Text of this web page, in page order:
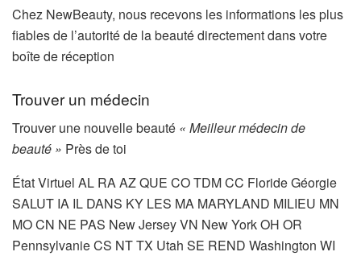
Chez NewBeauty, nous recevons les informations les plus
fiables de l’autorité de la beauté directement dans votre
boîte de réception
Trouver un médecin
Trouver une nouvelle beauté « Meilleur médecin de
beauté » Près de toi
État Virtuel AL RA AZ QUE CO TDM CC Floride Géorgie
SALUT IA IL DANS KY LES MA MARYLAND MILIEU MN
MO CN NE PAS New Jersey VN New York OH OR
Pennsylvanie CS NT TX Utah SE REND Washington WI